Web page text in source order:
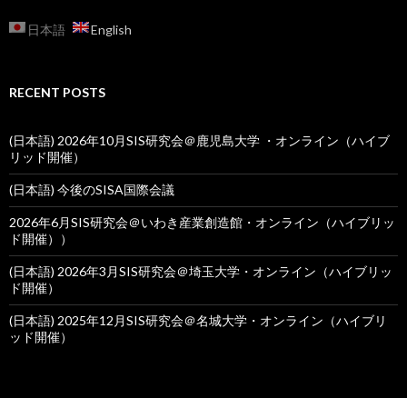
日本語 English
RECENT POSTS
(日本語) 2026年10月SIS研究会＠鹿児島大学 ・オンライン（ハイブ
リッド開催）
(日本語) 今後のSISA国際会議
2026年6月SIS研究会＠いわき産業創造館・オンライン（ハイブリッ
ド開催））
(日本語) 2026年3月SIS研究会＠埼玉大学・オンライン（ハイブリッ
ド開催）
(日本語) 2025年12月SIS研究会＠名城大学・オンライン（ハイブリ
ッド開催）